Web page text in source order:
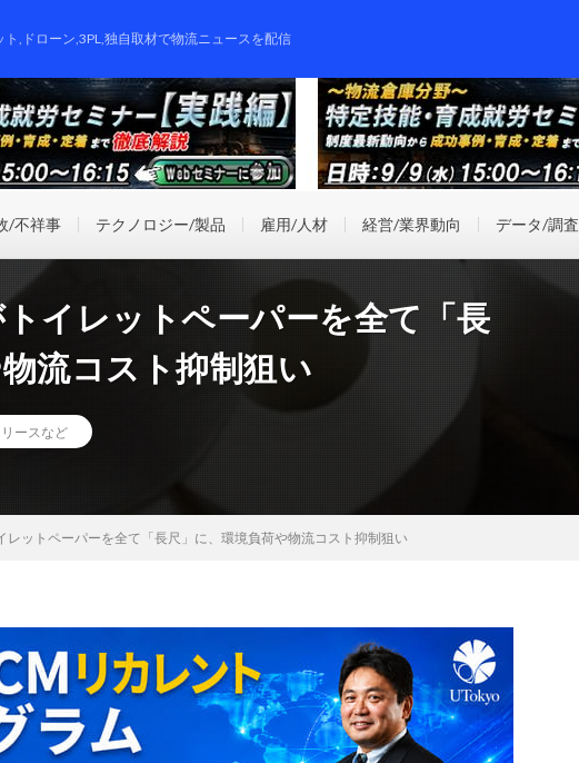
ト,ドローン,3PL,独自取材で物流ニュースを配信
/不祥事 テクノロジー/製品 雇用/人材 経営/業界動向 データ/調査
イレットペーパーを全て「長
流コスト抑制狙い
ースなど
レットペーパーを全て「長尺」に、環境負荷や物流コスト抑制狙い